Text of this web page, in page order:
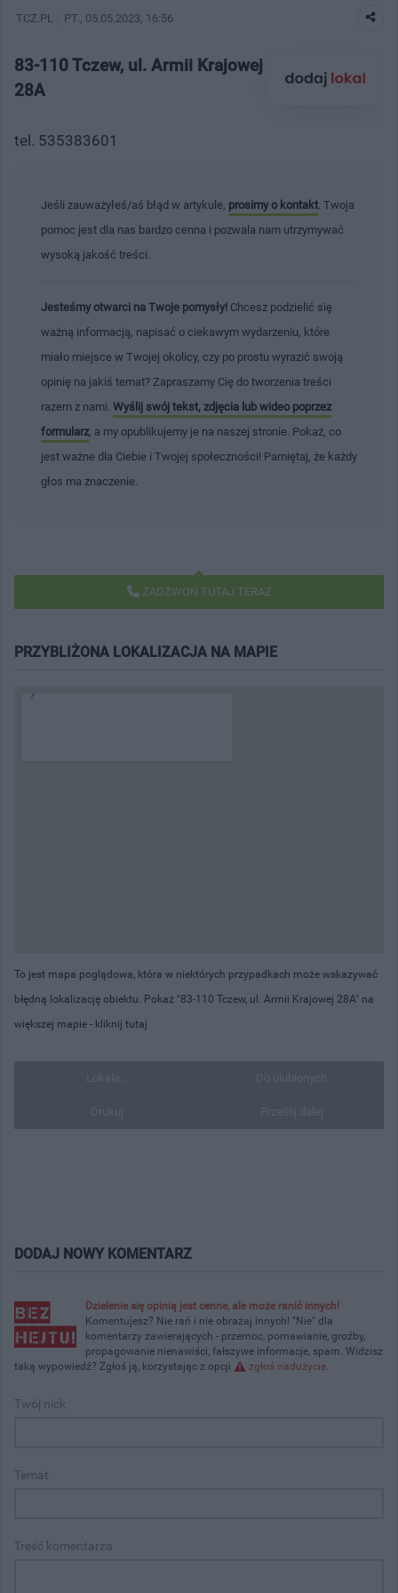
TCZ.PL PT. , 05.05.2023, 16:56
83-110 Tczew, ul. Armii Krajowej
28A
tel. 535383601
Jeśli zauważyłeś/aś błąd w artykule, prosimy o kontakt . Twoja
pomoc jest dla nas bardzo cenna i pozwala nam utrzymywać
wysoką jakość treści.
Jesteśmy otwarci na Twoje pomysły! Chcesz podzielić się
ważną informacją, napisać o ciekawym wydarzeniu, które
miało miejsce w Twojej okolicy, czy po prostu wyrazić swoją
opinię na jakiś temat? Zapraszamy Cię do tworzenia treści
razem z nami. Wyślij swój tekst, zdjęcia lub wideo poprzez
formularz , a my opublikujemy je na naszej stronie. Pokaż, co
jest ważne dla Ciebie i Twojej społeczności! Pamiętaj, że każdy
głos ma znaczenie.
ZADZWOŃ TUTAJ TERAZ
PRZYBLIŻONA LOKALIZACJA NA MAPIE
To jest mapa poglądowa, która w niektórych przypadkach może wskazywać
błędną lokalizację obiektu. Pokaż "83-110 Tczew, ul. Armii Krajowej 28A" na
większej mapie - kliknij tutaj
DODAJ NOWY KOMENTARZ
Dzielenie się opinią jest cenne, ale może ranić innych!
Komentujesz? Nie rań i nie obrażaj innych! "Nie" dla
komentarzy zawierających - przemoc, pomawianie, groźby,
propagowanie nienawiści, fałszywe informacje, spam. Widzisz
taką wypowiedź? Zgłoś ją, korzystając z opcji
zgłoś nadużycie.
Twój nick
Temat
Treść komentarza